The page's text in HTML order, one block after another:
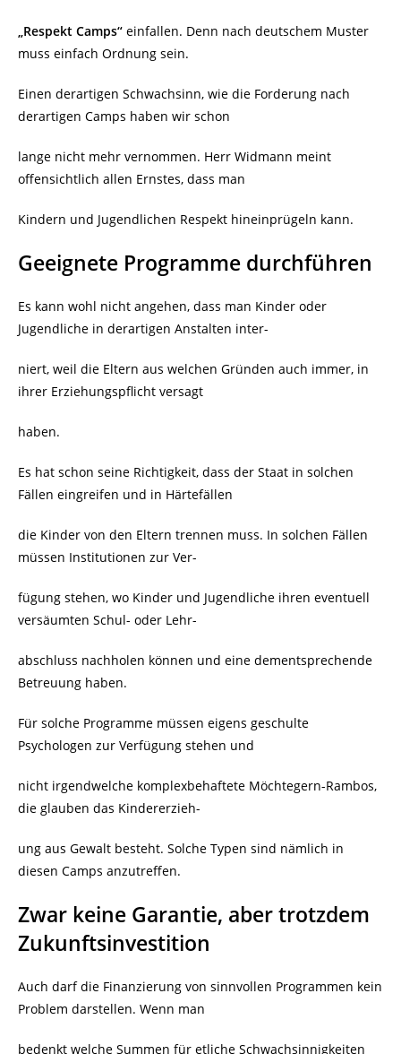
„Respekt Camps“ einfallen. Denn nach deutschem Muster
muss einfach Ordnung sein.
Einen derartigen Schwachsinn, wie die Forderung nach
derartigen Camps haben wir schon
lange nicht mehr vernommen. Herr Widmann meint
offensichtlich allen Ernstes, dass man
Kindern und Jugendlichen Respekt hineinprügeln kann.
Geeignete Programme durchführen
Es kann wohl nicht angehen, dass man Kinder oder
Jugendliche in derartigen Anstalten inter-
niert, weil die Eltern aus welchen Gründen auch immer, in
ihrer Erziehungspflicht versagt
haben.
Es hat schon seine Richtigkeit, dass der Staat in solchen
Fällen eingreifen und in Härtefällen
die Kinder von den Eltern trennen muss. In solchen Fällen
müssen Institutionen zur Ver-
fügung stehen, wo Kinder und Jugendliche ihren eventuell
versäumten Schul- oder Lehr-
abschluss nachholen können und eine dementsprechende
Betreuung haben.
Für solche Programme müssen eigens geschulte
Psychologen zur Verfügung stehen und
nicht irgendwelche komplexbehaftete Möchtegern-Rambos,
die glauben das Kindererzieh-
ung aus Gewalt besteht. Solche Typen sind nämlich in
diesen Camps anzutreffen.
Zwar keine Garantie, aber trotzdem
Zukunftsinvestition
Auch darf die Finanzierung von sinnvollen Programmen kein
Problem darstellen. Wenn man
bedenkt welche Summen für etliche Schwachsinnigkeiten